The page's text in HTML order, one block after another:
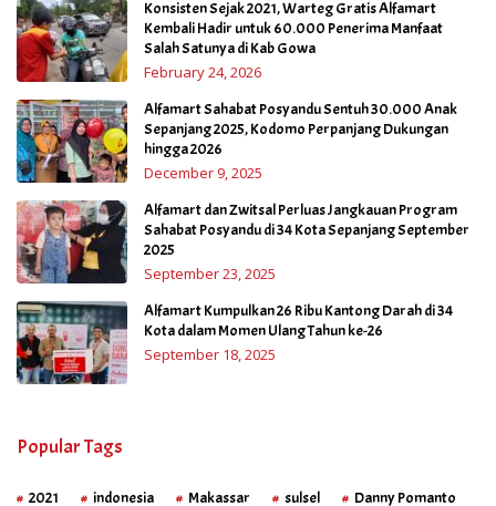
Konsisten Sejak 2021, Warteg Gratis Alfamart
Kembali Hadir untuk 60.000 Penerima Manfaat
Salah Satunya di Kab Gowa
February 24, 2026
Alfamart Sahabat Posyandu Sentuh 30.000 Anak
Sepanjang 2025, Kodomo Perpanjang Dukungan
hingga 2026
December 9, 2025
Alfamart dan Zwitsal Perluas Jangkauan Program
Sahabat Posyandu di 34 Kota Sepanjang September
2025
September 23, 2025
Alfamart Kumpulkan 26 Ribu Kantong Darah di 34
Kota dalam Momen Ulang Tahun ke-26
September 18, 2025
Popular Tags
2021 indonesia Makassar sulsel Danny Pomanto